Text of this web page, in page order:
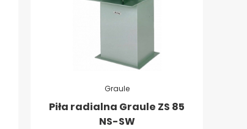
Graule
Piła radialna Graule ZS 85
NS-SW